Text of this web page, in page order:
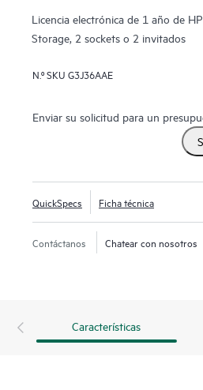
Licencia electrónica de 1 año de
Storage, 2 sockets o 2 invitados
N.º SKU G3J36AAE
Enviar su solicitud para un
QuickSpecs Ficha técnica
Contáctanos Chatear con nosotros
Características